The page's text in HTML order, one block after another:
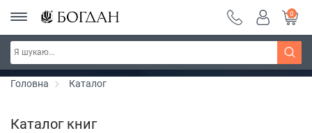
РОЗПРОДАЖ ~ 150 грн ~ 200 грн ~ 250 грн ~
300 грн ~ РОЗПРОДАЖ
Дізнатись більше
0
Головна Каталог
Каталог книг